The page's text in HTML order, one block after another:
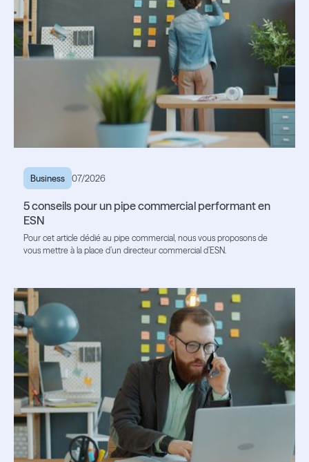
Business 07/2026
5 conseils pour un pipe commercial performant en
ESN
Pour cet article dédié au pipe commercial, nous vous proposons de
vous mettre à la place d’un directeur commercial d’ESN.